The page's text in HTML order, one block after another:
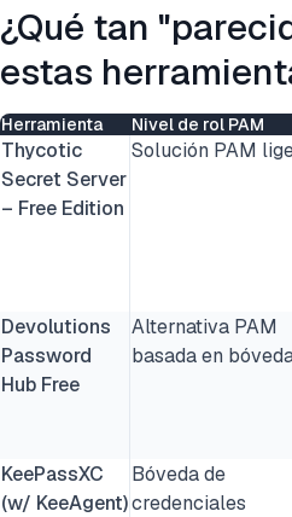
¿Qué tan
estas
Herramienta Nivel de rol PAM
Thycotic
Secret Server
– Free Edition
Solución PAM
Devolutions
Password
Hub Free
Alternativa PAM
basada en
KeePassXC
(w/ KeeAgent)
Bóveda de
credenciales